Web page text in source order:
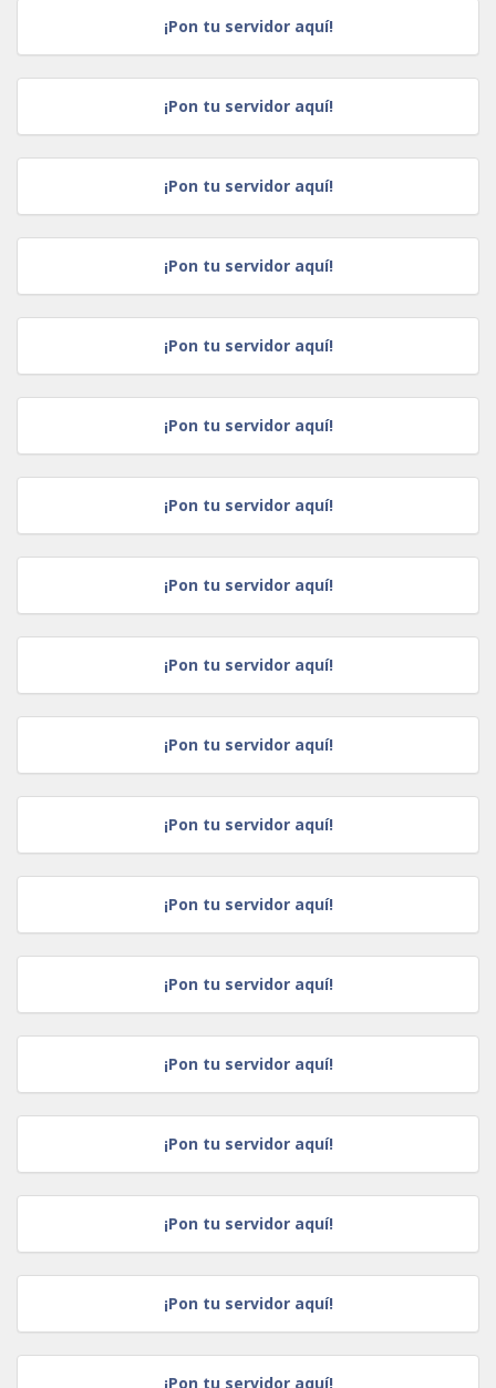
¡Pon tu servidor aquí!
¡Pon tu servidor aquí!
¡Pon tu servidor aquí!
¡Pon tu servidor aquí!
¡Pon tu servidor aquí!
¡Pon tu servidor aquí!
¡Pon tu servidor aquí!
¡Pon tu servidor aquí!
¡Pon tu servidor aquí!
¡Pon tu servidor aquí!
¡Pon tu servidor aquí!
¡Pon tu servidor aquí!
¡Pon tu servidor aquí!
¡Pon tu servidor aquí!
¡Pon tu servidor aquí!
¡Pon tu servidor aquí!
¡Pon tu servidor aquí!
¡Pon tu servidor aquí!